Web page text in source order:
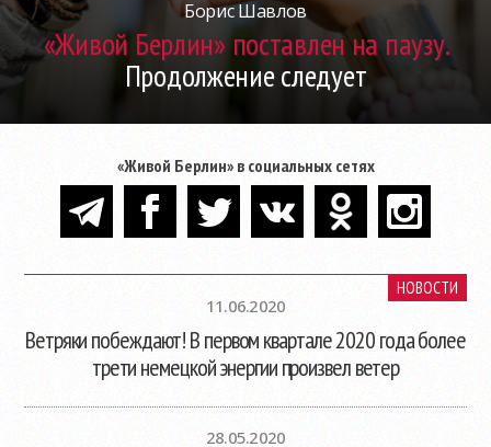
Борис Шавлов
«Живой Берлин» поставлен на паузу.
Продолжение следует
«Живой Берлин» в социальных сетях
НОВОСТИ
11.06.2020
Ветряки побеждают! В первом квартале 2020 года более
трети немецкой энергии произвел ветер
28.05.2020